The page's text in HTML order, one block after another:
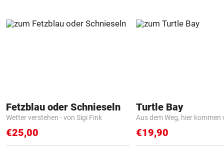
Fetzblau oder Schnieseln
Wetter verstehen - von Sigi Fink
€25,00
Turtle Bay
Aus dem Weg, hier kommen
€19,90